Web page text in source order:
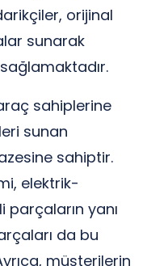
orijinal
sunarak
sahiplerine
sunan
sahiptir.
elektrik-
yanı
da bu
müşterilerin